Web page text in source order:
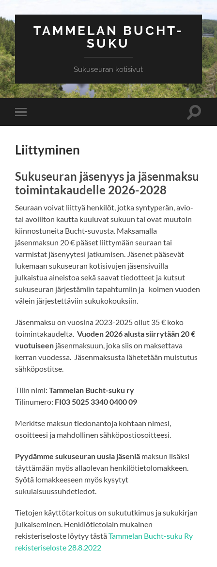
TAMMELAN BUCHT-
SUKU
Sukuseuran kotisivut
Toggle
mobile
Toggle
Liittyminen
Sukuseuran jäsenyys ja jäsenmaksu
toimintakaudelle 2026-2028
Seuraan voivat liittyä henkilöt, jotka syntyperän, avio-
tai avoliiton kautta kuuluvat sukuun tai ovat muutoin
kiinnostuneita Bucht-suvusta. Maksamalla
jäsenmaksun 20 € pääset liittymään seuraan tai
varmistat jäsenyytesi jatkumisen. Jäsenet pääsevät
lukemaan sukuseuran kotisivujen jäsensivuilla
julkaistua aineistoa sekä saavat tiedotteet ja kutsut
sukuseuran järjestämiin tapahtumiin ja kolmen vuoden
välein järjestettäviin sukukokouksiin.
Jäsenmaksu on vuosina 2023-2025 ollut 35 € koko
toimintakaudelta.Vuoden 2026 alusta siirrytään 20 €
vuotuiseen jäsenmaksuun, joka siis on maksettava
kerran vuodessa. Jäsenmaksusta lähetetään muistutus
sähköpostitse.
Tilin nimi:Tammelan Bucht-suku ry
Tilinumero: FI03 5025 3340 0400 09
Merkitse maksun tiedonantoja kohtaan nimesi,
osoitteesi ja mahdollinen sähköpostiosoitteesi.
Pyydämme sukuseuran uusia jäseniä maksun lisäksi
täyttämään myös allaolevan henkilötietolomakkeen.
Syötä lomakkeeseen myös kysytyt
sukulaisuussuhdetiedot.
Tietojen käyttötarkoitus on sukututkimus ja sukukirjan
julkaiseminen. Henkilötietolain mukainen
rekisteriseloste löytyy tästäTammelan Bucht-suku Ry
rekisteriseloste 28.8.2022